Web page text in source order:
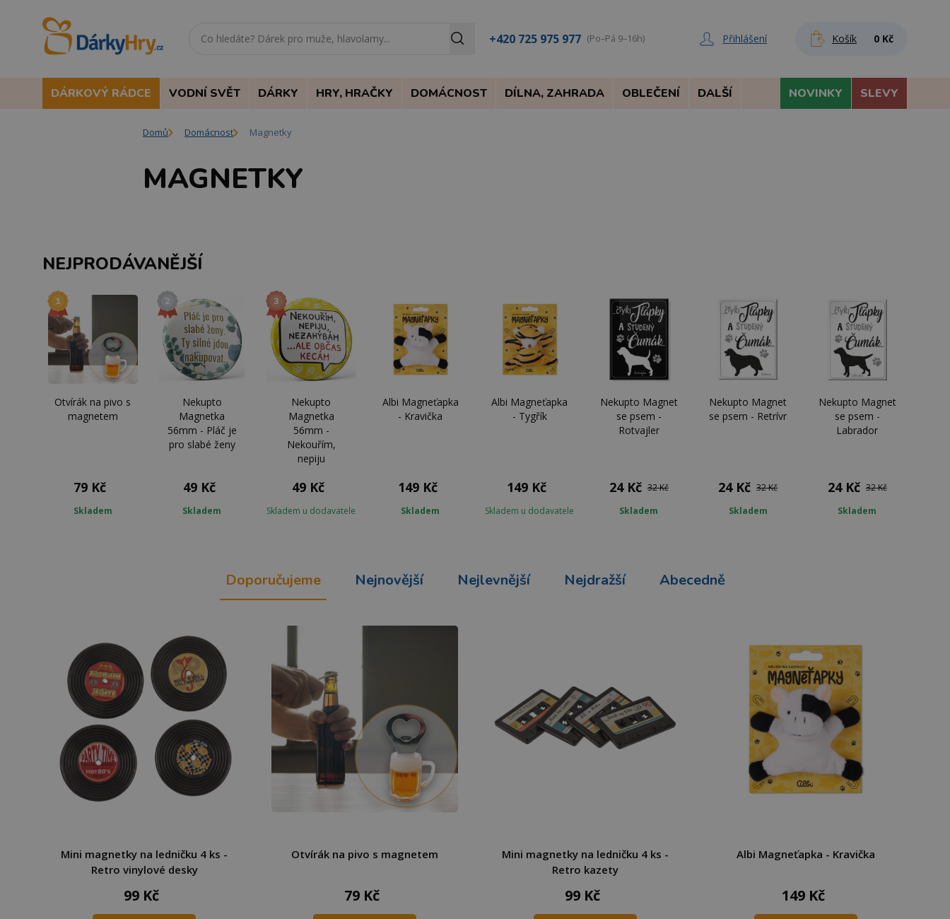
+420 725 975 977 (Po–Pá 9–16h) Přihlášení Košík 0 Kč
DÁRKOVÝ RÁDCE VODNÍ SVĚT DÁRKY HRY, HRAČKY DOMÁCNOST DÍLNA, ZAHRADA OBLEČENÍ DALŠÍ NOVINKY SLEVY
Domů Domácnost Magnetky
MAGNETKY
NEJPRODÁVANĚJŠÍ
Otvírák na pivo s
magnetem
79 Kč
Skladem
Nekupto
Magnetka
56mm - Pláč je
pro slabé ženy
49 Kč
Skladem
Nekupto
Magnetka
56mm -
Nekouřím,
nepiju
49 Kč
Skladem u dodavatele
Albi Magneťapka
- Kravička
149 Kč
Skladem
Albi Magneťapka
- Tygřík
149 Kč
Skladem u dodavatele
Nekupto Magnet
se psem -
Rotvajler
24 Kč 32 Kč
Skladem
Nekupto Magnet
se psem - Retrívr
24 Kč 32 Kč
Skladem
Nekupto Magnet
se psem -
Labrador
24 Kč 32 Kč
Skladem
Doporučujeme Nejnovější Nejlevnější Nejdražší Abecedně
Mini magnetky na ledničku 4 ks -
Retro vinylové desky
99 Kč
Otvírák na pivo s magnetem
79 Kč
Mini magnetky na ledničku 4 ks -
Retro kazety
99 Kč
Albi Magneťapka - Kravička
149 Kč